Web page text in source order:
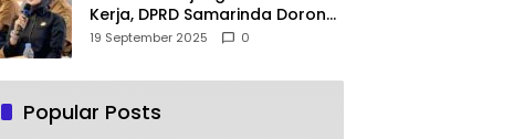
Kerja, DPRD Samarinda Dorong
Pemkot Gencarkan
19 September 2025 0
Popular Posts